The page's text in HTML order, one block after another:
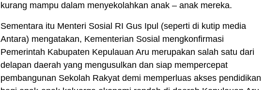
kurang mampu dalam menyekolahkan anak – anak mereka.
Sementara itu Menteri Sosial RI Gus Ipul (seperti di kutip media
Antara) mengatakan, Kementerian Sosial mengkonfirmasi
Pemerintah Kabupaten Kepulauan Aru merupakan salah satu dari
delapan daerah yang mengusulkan dan siap mempercepat
pembangunan Sekolah Rakyat demi memperluas akses pendidikan